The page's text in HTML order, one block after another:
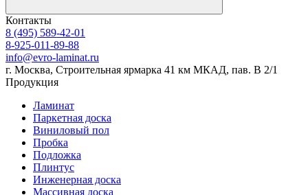
Контакты
8 (495) 589-42-01
8-925-011-89-88
info@evro-laminat.ru
г. Москва, Строительная ярмарка 41 км МКАД, пав. В 2/1
Продукция
Ламинат
Паркетная доска
Виниловый пол
Пробка
Подложка
Плинтус
Инженерная доска
Массивная доска